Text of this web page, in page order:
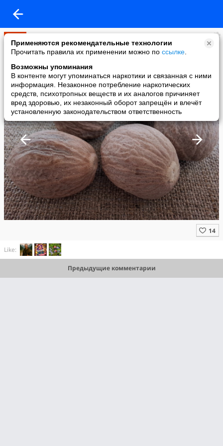
Применяются рекомендательные технологии
Прочитать правила их применении можно по ссылке
Возможны упоминания
В контенте могут упоминаться наркотики и связанная с ними
информация. Незаконное потребление наркотических
средств, психотропных веществ и их аналогов причиняет
вред здоровью, их незаконный оборот запрещён и влечёт
установленную законодательством ответственность
Мир
added a photo
06 May в 17:40
Like:
Предыдущие комментарии